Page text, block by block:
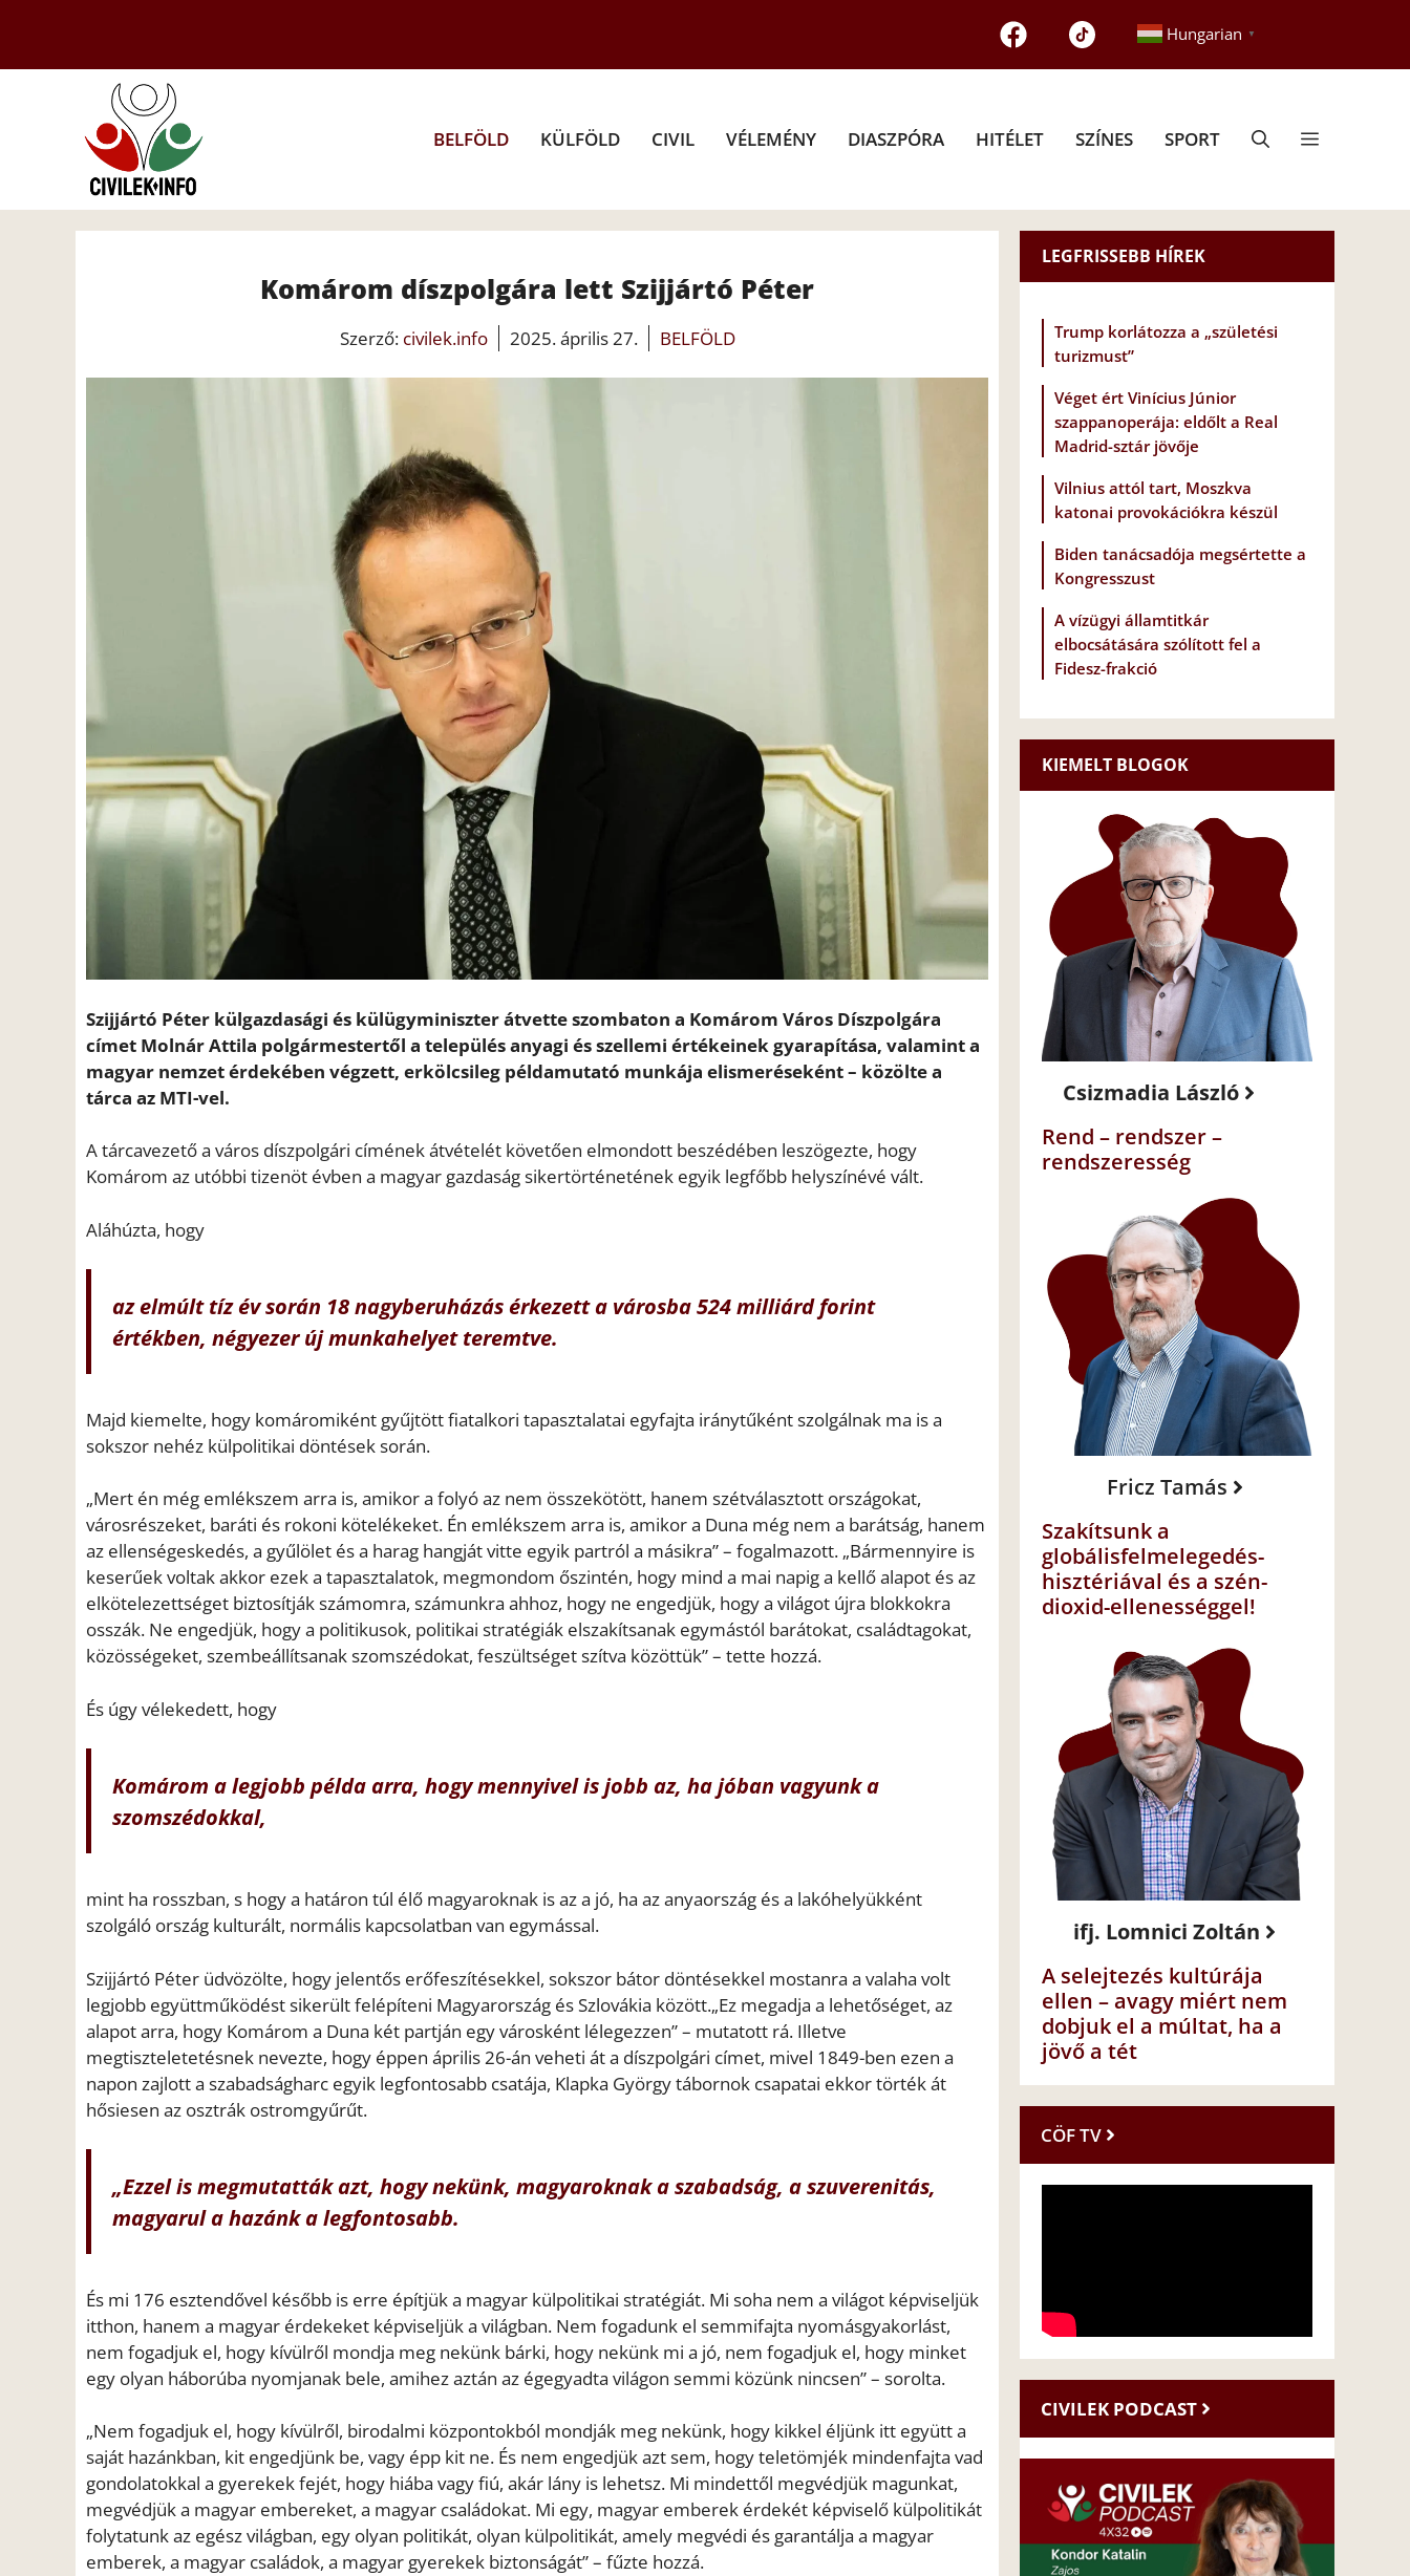
tartalomba
Hungarian ▼
BELFÖLD KÜLFÖLD CIVIL VÉLEMÉNY DIASZPÓRA HITÉLET SZÍNES SPORT
Komárom díszpolgára lett Szijjártó Péter
Szerző: civilek.info 2025. április 27. BELFÖLD
Szijjártó Péter külgazdasági és külügyminiszter átvette szombaton a Komárom Város Díszpolgára
címet Molnár Attila polgármestertől a település anyagi és szellemi értékeinek gyarapítása, valamint a
magyar nemzet érdekében végzett, erkölcsileg példamutató munkája elismeréseként – közölte a
tárca az MTI-vel.
A tárcavezető a város díszpolgári címének átvételét követően elmondott beszédében leszögezte, hogy
Komárom az utóbbi tizenöt évben a magyar gazdaság sikertörténetének egyik legfőbb helyszínévé vált.
Aláhúzta, hogy
az elmúlt tíz év során 18 nagyberuházás érkezett a városba 524 milliárd forint
értékben, négyezer új munkahelyet teremtve.
Majd kiemelte, hogy komáromiként gyűjtött fiatalkori tapasztalatai egyfajta iránytűként szolgálnak ma is a
sokszor nehéz külpolitikai döntések során.
„Mert én még emlékszem arra is, amikor a folyó az nem összekötött, hanem szétválasztott országokat,
városrészeket, baráti és rokoni kötelékeket. Én emlékszem arra is, amikor a Duna még nem a barátság, hanem
az ellenségeskedés, a gyűlölet és a harag hangját vitte egyik partról a másikra” – fogalmazott. „Bármennyire is
keserűek voltak akkor ezek a tapasztalatok, megmondom őszintén, hogy mind a mai napig a kellő alapot és az
elkötelezettséget biztosítják számomra, számunkra ahhoz, hogy ne engedjük, hogy a világot újra blokkokra
osszák. Ne engedjük, hogy a politikusok, politikai stratégiák elszakítsanak egymástól barátokat, családtagokat,
közösségeket, szembeállítsanak szomszédokat, feszültséget szítva közöttük” – tette hozzá.
És úgy vélekedett, hogy
Komárom a legjobb példa arra, hogy mennyivel is jobb az, ha jóban vagyunk a
szomszédokkal,
mint ha rosszban, s hogy a határon túl élő magyaroknak is az a jó, ha az anyaország és a lakóhelyükként
szolgáló ország kulturált, normális kapcsolatban van egymással.
Szijjártó Péter üdvözölte, hogy jelentős erőfeszítésekkel, sokszor bátor döntésekkel mostanra a valaha volt
legjobb együttműködést sikerült felépíteni Magyarország és Szlovákia között.„Ez megadja a lehetőséget, az
alapot arra, hogy Komárom a Duna két partján egy városként lélegezzen” – mutatott rá. Illetve
megtiszteletetésnek nevezte, hogy éppen április 26-án veheti át a díszpolgári címet, mivel 1849-ben ezen a
napon zajlott a szabadságharc egyik legfontosabb csatája, Klapka György tábornok csapatai ekkor törték át
hősiesen az osztrák ostromgyűrűt.
„Ezzel is megmutatták azt, hogy nekünk, magyaroknak a szabadság, a szuverenitás,
magyarul a hazánk a legfontosabb.
És mi 176 esztendővel később is erre építjük a magyar külpolitikai stratégiát. Mi soha nem a világot képviseljük
itthon, hanem a magyar érdekeket képviseljük a világban. Nem fogadunk el semmifajta nyomásgyakorlást,
nem fogadjuk el, hogy kívülről mondja meg nekünk bárki, hogy nekünk mi a jó, nem fogadjuk el, hogy minket
egy olyan háborúba nyomjanak bele, amihez aztán az égegyadta világon semmi közünk nincsen” – sorolta.
„Nem fogadjuk el, hogy kívülről, birodalmi központokból mondják meg nekünk, hogy kikkel éljünk itt együtt a
saját hazánkban, kit engedjünk be, vagy épp kit ne. És nem engedjük azt sem, hogy teletömjék mindenfajta vad
gondolatokkal a gyerekek fejét, hogy hiába vagy fiú, akár lány is lehetsz. Mi mindettől megvédjük magunkat,
megvédjük a magyar embereket, a magyar családokat. Mi egy, magyar emberek érdekét képviselő külpolitikát
folytatunk az egész világban, egy olyan politikát, olyan külpolitikát, amely megvédi és garantálja a magyar
emberek, a magyar családok, a magyar gyerekek biztonságát” – fűzte hozzá.
LEGFRISSEBB HÍREK
Trump korlátozza a „születési
turizmust”
Véget ért Vinícius Júnior
szappanoperája: eldőlt a Real
Madrid-sztár jövője
Vilnius attól tart, Moszkva
katonai provokációkra készül
Biden tanácsadója megsértette a
Kongresszust
A vízügyi államtitkár
elbocsátására szólított fel a
Fidesz-frakció
KIEMELT BLOGOK
Csizmadia László
Rend – rendszer –
rendszeresség
Fricz Tamás
Szakítsunk a
globálisfelmelegedés-
hisztériával és a szén-
dioxid-ellenességgel!
ifj. Lomnici Zoltán
A selejtezés kultúrája
ellen – avagy miért nem
dobjuk el a múltat, ha a
jövő a tét
CÖF TV
CIVILEK PODCAST